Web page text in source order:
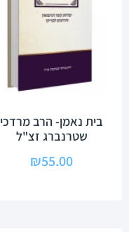
בית נאמן- הרב מרדכי
שטרנברג זצ"ל
₪55.00